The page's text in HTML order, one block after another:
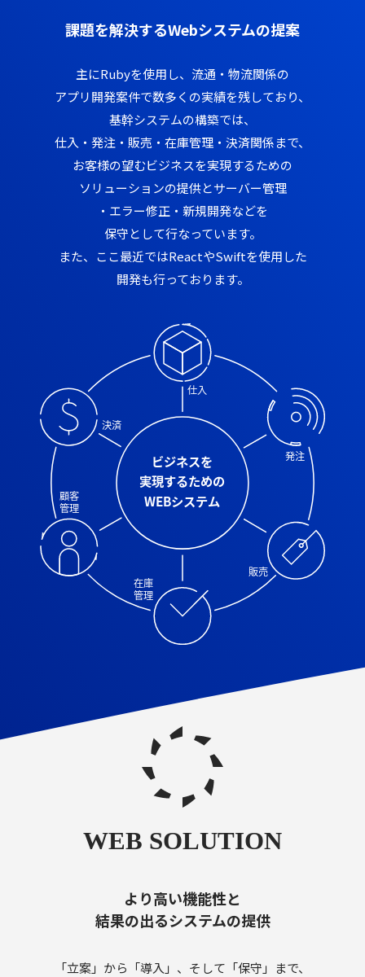
課題を解決するWebシステムの提案
主にRubyを使用し、流通・物流関係の
アプリ開発案件で数多くの実績を残しており、
基幹システムの構築では、
仕入・発注・販売・在庫管理・決済関係まで、
お客様の望むビジネスを実現するための
ソリューションの提供とサーバー管理
・エラー修正・新規開発などを
保守として行なっています。
また、ここ最近ではReactやSwiftを使用した
開発も行っております。
より高い機能性と
結果の出るシステムの提供
「立案」から「導入」、そして「保守」まで、